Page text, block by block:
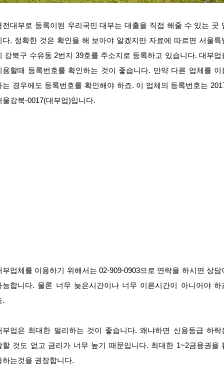
전대부로 등록이된 우리국민 대부는 대출을 직접 해줄 수 있는 곳
다. 정확한 것은 확인을 해 보아야 알겠지만 자료에 따르면 서울특
강북구 수유동 2번지 39호를 주소지로 등록하고 있습니다. 대부업
용할때 등록번호를 확인하는 것이 좋습니다. 만약 다른 업체를 이
는 경우에도 등록번호를 확인해야 하죠. 이 업체의 등록번호는
울강북-0017(대부업)입니다.
부업체를 이용하기 위해서는 02-909-0903으로 연락을 하시면 상담
능합니다. 물론 너무 늦은시간이나 너무 이른시간이 아니어야 하
.
부업은 최대한 멀리하는 것이 좋습니다. 왜냐하면 신용등급 하락
할 것도 없고 금리가 너무 높기 때문입니다. 최대한 1~2금융권을
하는것을 권장합니다.